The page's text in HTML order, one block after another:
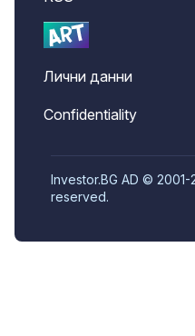
Лични данни
Confidentiality
Investor.BG AD ©
reserved.